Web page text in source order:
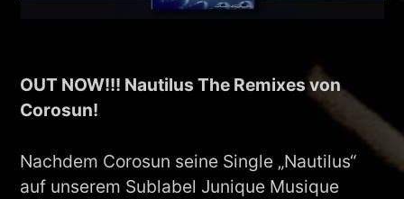
OUT NOW!!! Nautilus The Remixes von
Corosun!
Nachdem Corosun seine Single „Nautilus“
auf unserem Sublabel Junique Musique